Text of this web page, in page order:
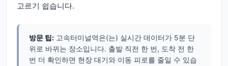
고르기 쉽습니다.
방문 팁: 고속터미널역은(는) 실시간 데이터가 5분 단
위로 바뀌는 장소입니다. 출발 직전 한 번, 도착 전 한
번 더 확인하면 현장 대기와 이동 피로를 줄일 수 있습